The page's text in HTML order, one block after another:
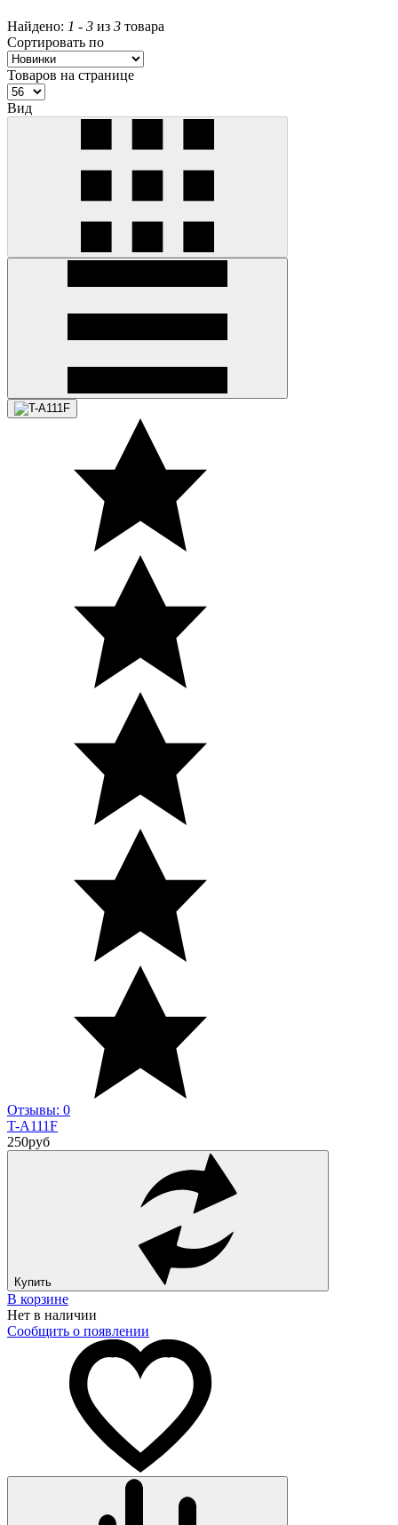
Найдено: 1 - 3 из 3 товара
Сортировать по
Товаров на странице
Вид
Отзывы: 0
T-A111F
250руб
Купить
В корзине
Нет в наличии
Сообщить о появлении